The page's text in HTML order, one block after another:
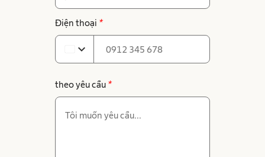
Điện thoại *
expand_more
theo yêu cầu *